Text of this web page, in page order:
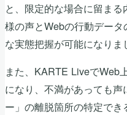
と、限定的な場合に留ま
様の声とWebの行動デー
な実態把握が可能になりま
また、KARTE LiveでWeb
になり、不満があっても
ー」の離脱箇所の特定で